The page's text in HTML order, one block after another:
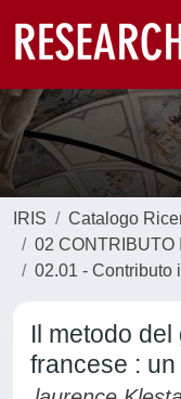
IRIS
Catalogo
02 CONTRIBUTO
02.01 - Contributo
Il metodo
francese :